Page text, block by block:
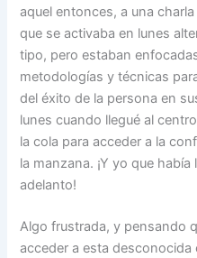
aquel entonces, a una
que se activaba en lunes
tipo, pero estaban
metodologías y técnicas
del éxito de la persona en
lunes cuando llegué al
la cola para acceder a la
la manzana. ¡Y yo que
adelanto!
Algo frustrada, y pensando
acceder a esta desconocida